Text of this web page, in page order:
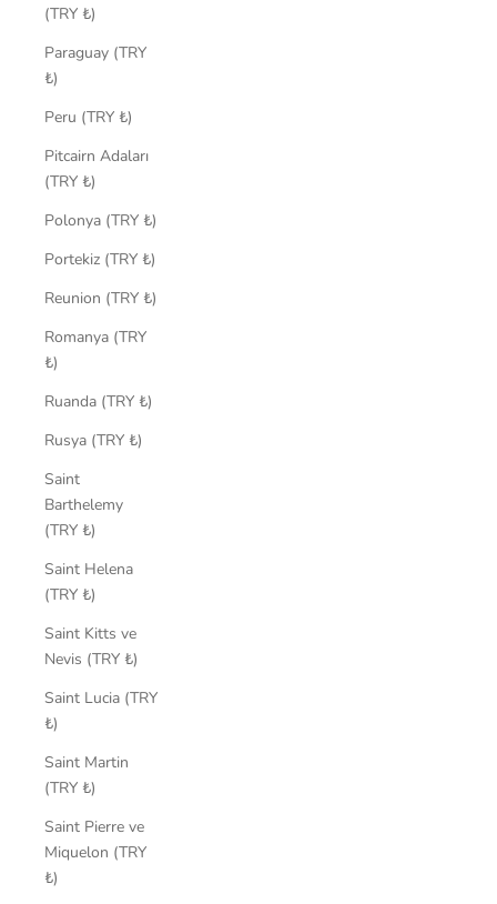
(TRY ₺)
Paraguay (TRY
₺)
Peru (TRY ₺)
Pitcairn Adaları
(TRY ₺)
Polonya (TRY ₺)
Portekiz (TRY ₺)
Reunion (TRY ₺)
Romanya (TRY
₺)
Ruanda (TRY ₺)
Rusya (TRY ₺)
Saint
Barthelemy
(TRY ₺)
Saint Helena
(TRY ₺)
Saint Kitts ve
Nevis (TRY ₺)
Saint Lucia (TRY
₺)
Saint Martin
(TRY ₺)
Saint Pierre ve
Miquelon (TRY
₺)